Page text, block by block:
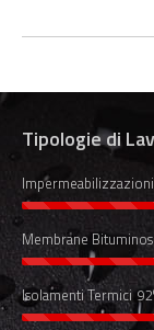
Tipologie di
Impermeabilizzazioni
Membrane
Isolamenti Termici